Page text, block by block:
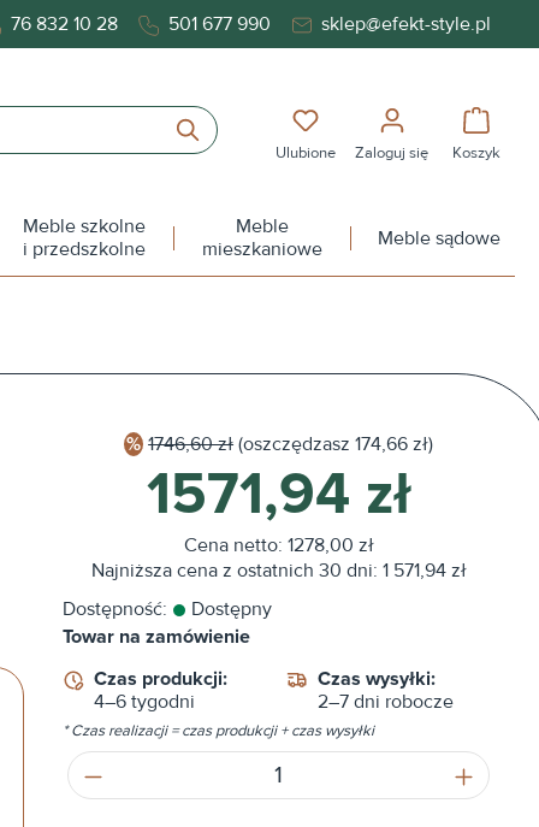
76 832 10 28 501 677 990 sklep@efekt-style.pl
Masz 0 przedmioty na
Ulubione Zaloguj się Koszyk
Meble szkolne
i przedszkolne
Meble
mieszkaniowe
Meble sądowe
1746,60 zł (oszczędzasz 174,66 zł)
1571,94 zł
Cena netto: 1278,00 zł
Najniższa cena z ostatnich 30 dni: 1 571,94 zł
Dostępność:
Dostępny
Towar na zamówienie
Czas produkcji:
4–6 tygodni
Czas wysyłki:
2–7 dni robocze
* Czas realizacji = czas produkcji + czas wysyłki
Ilość produktu: Wprowadź żądaną